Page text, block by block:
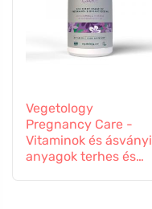
Vegetology
Pregnancy Care -
Vitaminok és ásványi
anyagok terhes és